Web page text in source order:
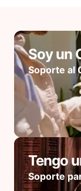
Soy un
Soporte al
Tengo
Soporte